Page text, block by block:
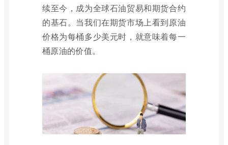
续至今，成为全球石油贸易和期货合约
的基石。当我们在期货市场上看到原油
价格为每桶多少美元时，就意味着每一
桶原油的价值。